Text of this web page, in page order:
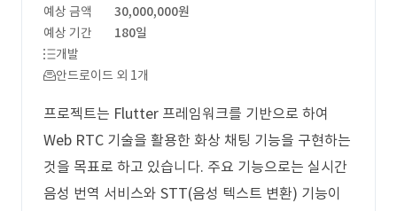
예상 금액
30,000,000원
예상 기간
180일
개발
안드로이드 외 1개
프로젝트는 Flutter 프레임워크를 기반으로 하여
Web RTC 기술을 활용한 화상 채팅 기능을 구현하는
것을 목표로 하고 있습니다. 주요 기능으로는 실시간
음성 번역 서비스와 STT(음성 텍스트 변환) 기능이